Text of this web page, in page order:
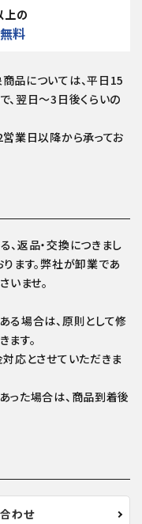
上の
料
品については、平日15
、翌日～3日後くらいの
業日以降から承ってお
返品・交換につきまし
ます。弊社が卸業であ
いませ。
る場合は、原則として修
す。
応とさせていただきま
った場合は、商品到着後
わせ